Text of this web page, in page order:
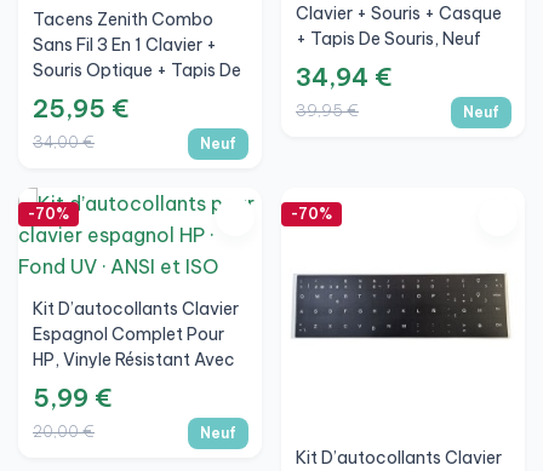
Tacens Zenith Combo
Sans Fil 3 En 1 Clavier +
Souris Optique + Tapis De
Souris, DualLink 2.4 GHz,
Italien, Neuf
25,95 €
34,00 € Neuf
Clavier + Souris + Casque
+ Tapis De Souris, Neuf
34,94 €
39,95 € Neuf
-70%
Kit D’autocollants Clavier
Espagnol Complet Pour
HP, Vinyle Résistant Avec
Fond UV
5,99 €
20,00 € Neuf
-70%
Kit D’autocollants Clavier